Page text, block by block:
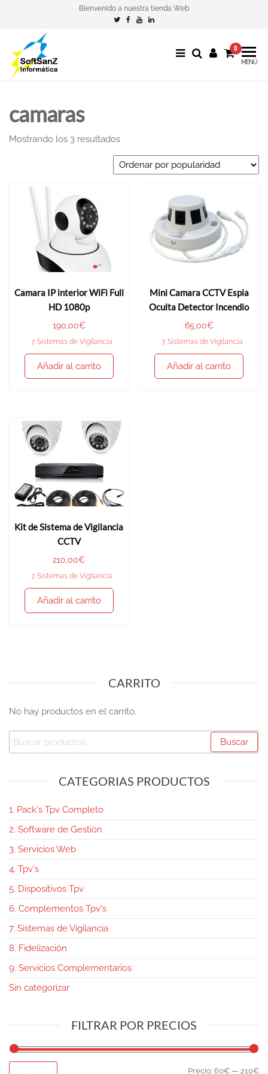
Bienvenido a nuestra tienda Web
of
Informática
0
MENÚ
camaras
Mostrando los 3 resultados
Camara IP interior WiFi Full
HD 1080p
190,00€
7. Sistemas de Vigilancia
Añadir al carrito
Mini Camara CCTV Espia
Oculta Detector Incendio
65,00€
7. Sistemas de Vigilancia
Añadir al carrito
Kit de Sistema de Vigilancia
CCTV
210,00€
7. Sistemas de Vigilancia
Añadir al carrito
CARRITO
No hay productos en el carrito.
Buscar
CATEGORIAS PRODUCTOS
1. Pack's Tpv Completo
2. Software de Gestión
3. Servicios Web
4. Tpv's
5. Dispositivos Tpv
6. Complementos Tpv's
7. Sistemas de Vigilancia
8. Fidelización
9. Servicios Complementarios
Sin categorizar
FILTRAR POR PRECIOS
Precio: 60€ — 210€